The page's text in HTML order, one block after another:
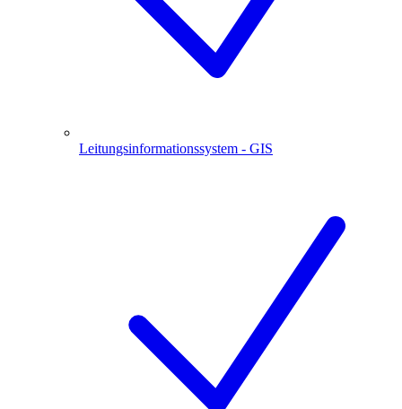
Leitungsinformationssystem - GIS